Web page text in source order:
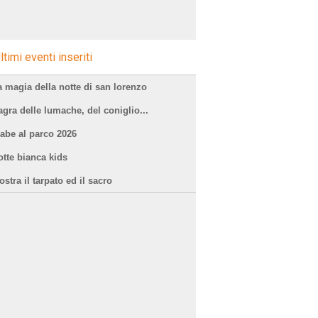
eventi inseriti
magia della notte di san lorenzo
delle lumache, del coniglio...
al parco 2026
bianca kids
il tarpato ed il sacro